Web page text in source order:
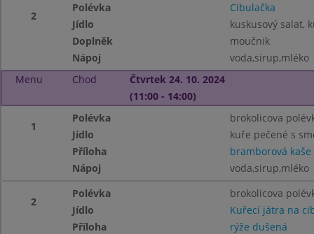
2
Polévka
Cibulačka
Jídlo
kuskusový salat,
Doplněk
moučnik
Nápoj
voda,sirup,mléko
Menu
Chod
Čtvrtek 24. 10. 2024
(11:00 - 14:00)
1
Polévka
brokolicova
Jídlo
kuře pečené s
Příloha
bramborová kaše
Nápoj
voda,sirup,mléko
2
Polévka
brokolicova
Jídlo
Kuřecí játra na
Příloha
rýže dušená